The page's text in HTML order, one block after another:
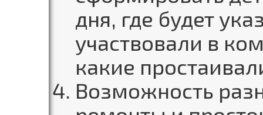
дня, где будет
участвовали в
какие
Возможность